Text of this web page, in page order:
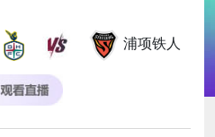
浦项铁人